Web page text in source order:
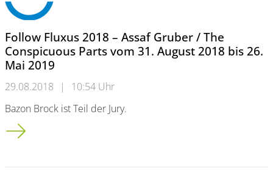
Follow Fluxus 2018 – Assaf Gruber / The
Conspicuous Parts vom 31. August 2018 bis 26.
Mai 2019
29.08.2018 |
10:54 Uhr
Bazon Brock ist Teil der Jury.
Follow Fluxus 2018 – Assaf Gruber / The Conspicuous Parts